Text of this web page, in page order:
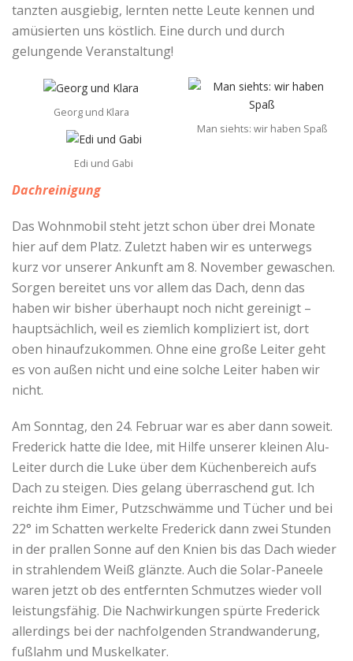
tanzten ausgiebig, lernten nette Leute kennen und
amüsierten uns köstlich. Eine durch und durch
gelungende Veranstaltung!
Man siehts: wir haben Spaß
Georg und Klara
Edi und Gabi
Dachreinigung
Das Wohnmobil steht jetzt schon über drei Monate
hier auf dem Platz. Zuletzt haben wir es unterwegs
kurz vor unserer Ankunft am 8. November gewaschen.
Sorgen bereitet uns vor allem das Dach, denn das
haben wir bisher überhaupt noch nicht gereinigt –
hauptsächlich, weil es ziemlich kompliziert ist, dort
oben hinaufzukommen. Ohne eine große Leiter geht
es von außen nicht und eine solche Leiter haben wir
nicht.
Am Sonntag, den 24. Februar war es aber dann soweit.
Frederick hatte die Idee, mit Hilfe unserer kleinen Alu-
Leiter durch die Luke über dem Küchenbereich aufs
Dach zu steigen. Dies gelang überraschend gut. Ich
reichte ihm Eimer, Putzschwämme und Tücher und bei
22° im Schatten werkelte Frederick dann zwei Stunden
in der prallen Sonne auf den Knien bis das Dach wieder
in strahlendem Weiß glänzte. Auch die Solar-Paneele
waren jetzt ob des entfernten Schmutzes wieder voll
leistungsfähig. Die Nachwirkungen spürte Frederick
allerdings bei der nachfolgenden Strandwanderung,
fußlahm und Muskelkater.